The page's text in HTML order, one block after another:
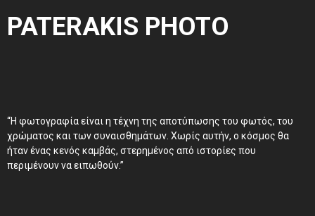
PATERAKIS PHOTO
“Η φωτογραφία είναι η τέχνη της αποτύπωσης του φωτός, του
χρώματος και των συναισθημάτων. Χωρίς αυτήν, ο κόσμος θα
ήταν ένας κενός καμβάς, στερημένος από ιστορίες που
περιμένουν να ειπωθούν.”